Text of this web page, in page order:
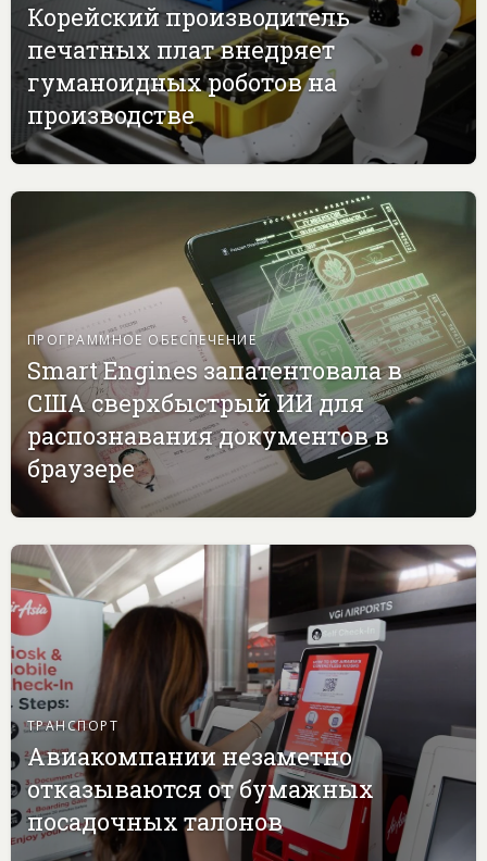
Корейский производитель
печатных плат внедряет
гуманоидных роботов на
производстве
ПРОГРАММНОЕ ОБЕСПЕЧЕНИЕ
Smart Engines запатентовала в
США сверхбыстрый ИИ для
распознавания документов в
браузере
ТРАНСПОРТ
Авиакомпании незаметно
отказываются от бумажных
посадочных талонов